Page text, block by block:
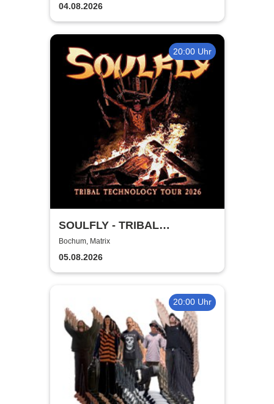
04.08.2026
20:00 Uhr
SOULFLY - TRIBAL
TECHNOLOGY TOUR 2026
Bochum, Matrix
05.08.2026
20:00 Uhr